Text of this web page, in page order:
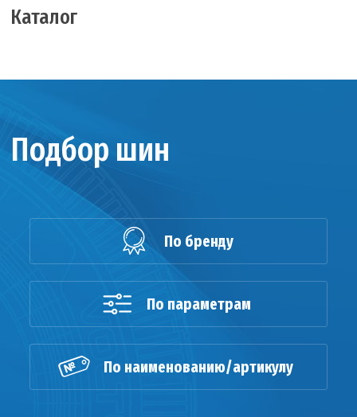
Каталог
Подбор шин
По бренду
По параметрам
По наименованию/артикулу